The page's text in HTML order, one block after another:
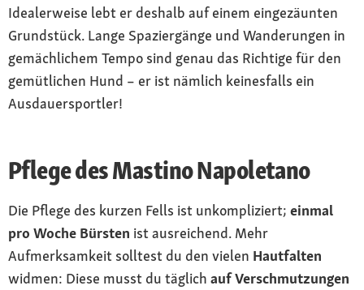
Idealerweise lebt er deshalb auf einem eingezäunten
Grundstück. Lange Spaziergänge und Wanderungen in
gemächlichem Tempo sind genau das Richtige für den
gemütlichen Hund – er ist nämlich keinesfalls ein
Ausdauersportler!
Pflege des Mastino Napoletano
Die Pflege des kurzen Fells ist unkompliziert; einmal
pro Woche Bürsten ist ausreichend. Mehr
Aufmerksamkeit solltest du den vielen Hautfalten
widmen: Diese musst du täglich auf Verschmutzungen